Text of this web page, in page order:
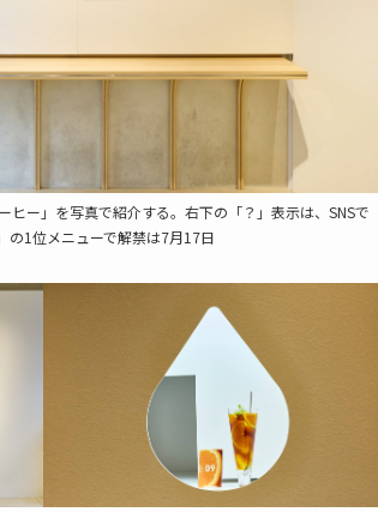
ー」を写真で紹介する。右下の「？」表示は、SNSで
の1位メニューで解禁は7月17日